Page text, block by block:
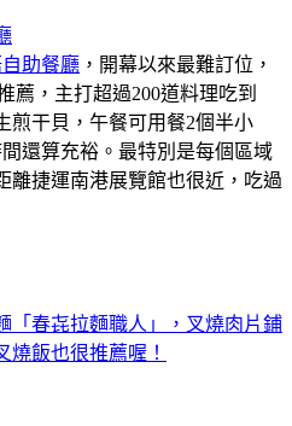
助餐廳 ，開幕以來最難訂位，
薦，主打超過200道料理吃到
煎干貝，午餐可用餐2個半小
還算充裕。最特別是每個區域
離捷運南港展覽館也很近，吃過
「春㐂拉麵職人」，叉燒肉片鋪
燒飯也很推薦喔！